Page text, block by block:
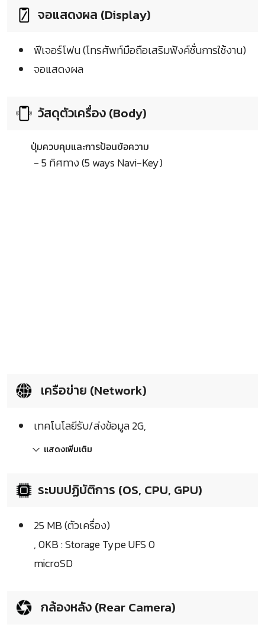
จอแสดงผล (Display)
ฟีเจอร์โฟน (โทรศัพท์มือถือเสริมฟังค์ชั่นการใช้งาน)
จอแสดงผล
วัสดุตัวเครื่อง (Body)
ปุ่มควบคุมและการป้อนข้อความ
- 5 ทิศทาง (5 ways Navi-Key)
เครือข่าย (Network)
เทคโนโลยีรับ/ส่งข้อมูล 2G,
แสดงเพิ่มเติม
ระบบปฏิบัติการ (OS, CPU, GPU)
25 MB (ตัวเครื่อง)
, 0KB : Storage Type UFS 0
microSD
กล้องหลัง (Rear Camera)